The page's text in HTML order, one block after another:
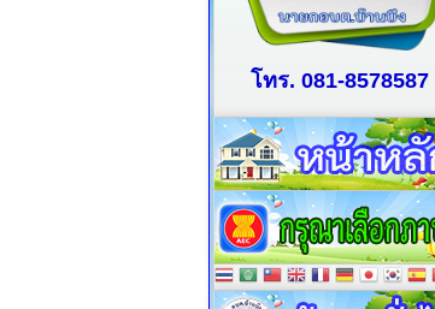
โทร. 081-8578587